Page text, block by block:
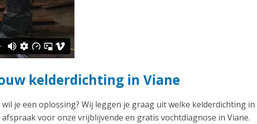
kelderdichting in Viane
je een oplossing? Wij leggen je graag uit welke kelderdichting in
voor onze vrijblijvende en gratis vochtdiagnose in Viane.